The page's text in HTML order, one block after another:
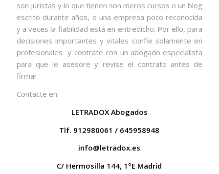
son juristas y lo que tienen son meros cursos o un blog
escrito durante años, o una empresa poco reconocida
y a veces la fiabilidad está en entredicho. Por ello, para
decisiones importantes y vitales confie solamente en
profesionales y contrate con un abogado especialista
para que le asesore y revise el contrato antes de
firmar.
Contacte en:
LETRADOX Abogados
Tlf. 912980061 / 645958948
info@letradox.es
C/ Hermosilla 144, 1ºE Madrid